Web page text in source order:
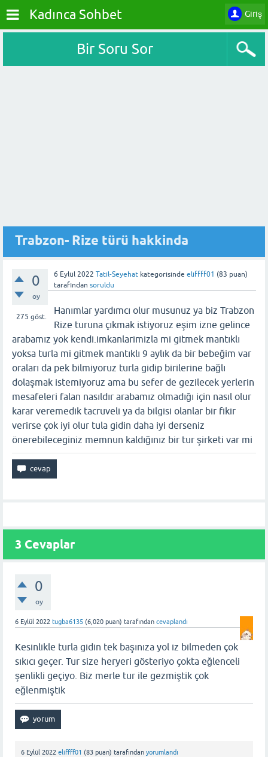
Giriş
Kadınca Sohbet
Bir Soru Sor
Trabzon- Rize türü hakkinda
0
oy
275 göst.
6 Eylül 2022 Tatil-Seyehat kategorisinde eliffff01 (83 puan)
tarafından soruldu
Hanımlar yardımcı olur musunuz ya biz Trabzon
Rize turuna çıkmak istiyoruz eşim izne gelince
arabamız yok kendi.imkanlarimizla mi gitmek mantıklı
yoksa turla mi gitmek mantıklı 9 aylık da bir bebeğim var
oraları da pek bilmiyoruz turla gidip birilerine bağlı
dolaşmak istemiyoruz ama bu sefer de gezilecek yerlerin
mesafeleri falan nasıldır arabamız olmadığı için nasıl olur
karar veremedik tacruveli ya da bilgisi olanlar bir fikir
verirse çok iyi olur tula gidin daha iyi derseniz
önerebileceginiz memnun kaldığınız bir tur şirketi var mi
3 Cevaplar
0
oy
6 Eylül 2022 tugba6135 (6,020 puan) tarafından cevaplandı
Kesinlikle turla gidin tek başınıza yol iz bilmeden çok
sıkıcı geçer. Tur size heryeri gösteriyo çokta eğlenceli
şenlikli geçiyo. Biz merle tur ile gezmiştik çok
eğlenmiştik
6 Eylül 2022 eliffff01 (83 puan) tarafından yorumlandı